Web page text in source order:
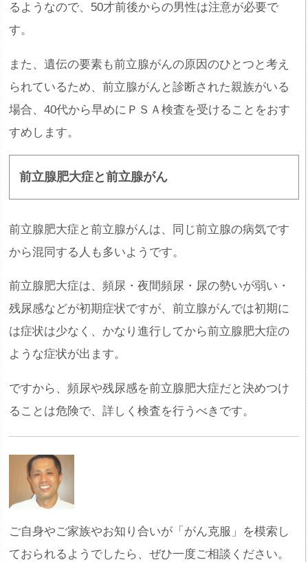
るようなので、50才前後からの男性は注意が必要で
す。
また、遺伝の要素も前立腺がんの原因のひとつと考え
られているため、前立腺がんと診断された親族がいる
場合、40代から早めにＰＳＡ検査を受けることをおす
すめします。
前立腺肥大症と前立腺がん
前立腺肥大症と前立腺がんは、同じ前立腺の病気です
から混同する人も多いようです。
前立腺肥大症は、頻尿・夜間頻尿・尿の勢いが弱い・
残尿感などが初期症状ですが、前立腺がんでは初期に
は症状は少なく、かなり進行してから前立腺肥大症の
ような症状が出ます。
ですから、頻尿や残尿感を前立腺肥大症だと決めつけ
ることは危険で、詳しく検査を行うべきです。
ご自身やご家族やお知り合いが「がん克服」を模索し
ておられるようでしたら、ぜひ一度ご相談ください。